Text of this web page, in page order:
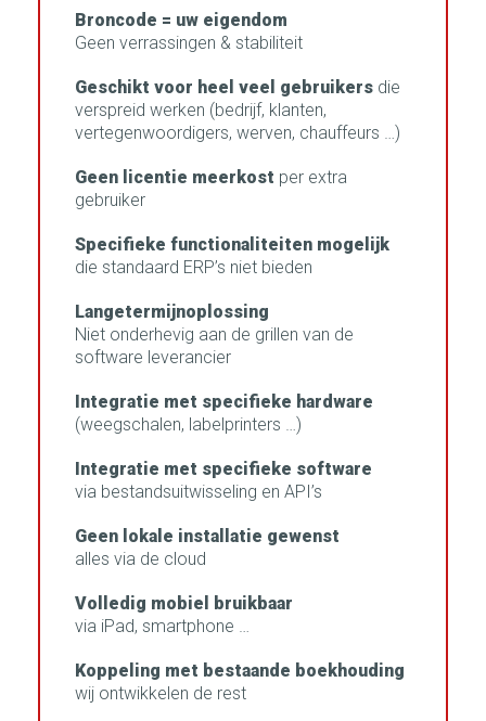
Broncode = uw eigendom
Geen verrassingen & stabiliteit
Geschikt voor heel veel gebruikers die
verspreid werken (bedrijf, klanten,
vertegenwoordigers, werven, chauffeurs …)
Geen licentie meerkost per extra
gebruiker
Specifieke functionaliteiten mogelijk
die standaard ERP’s niet bieden
Langetermijnoplossing
Niet onderhevig aan de grillen van de
software leverancier
Integratie met specifieke hardware
(weegschalen, labelprinters …)
Integratie met specifieke software
via bestandsuitwisseling en API’s
Geen lokale installatie gewenst
alles via de cloud
Volledig mobiel bruikbaar
via iPad, smartphone …
Koppeling met bestaande boekhouding
wij ontwikkelen de rest